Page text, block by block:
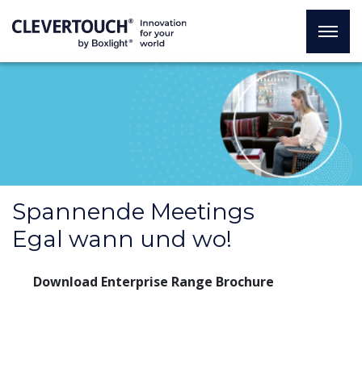
Spannende Meetings
Egal wann und wo!
Download Enterprise Range Brochure